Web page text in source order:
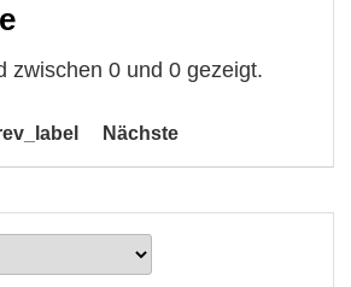
zwischen 0 und 0 gezeigt.
Nächste